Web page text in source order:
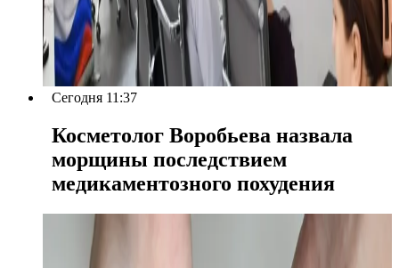
Сегодня 11:37
Косметолог Воробьева назвала
морщины последствием
медикаментозного похудения